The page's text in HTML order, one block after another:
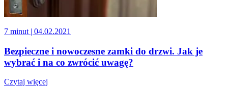
7 minut | 04.02.2021
Bezpieczne i nowoczesne zamki do drzwi. Jak je
wybrać i na co zwrócić uwagę?
Czytaj więcej